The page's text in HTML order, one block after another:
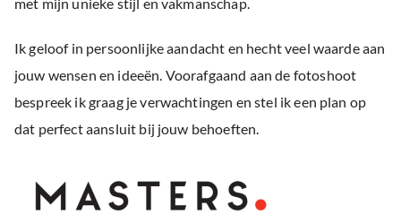
Ik geloof in persoonlijke aandacht en hecht veel waarde aan
jouw wensen en ideeën. Voorafgaand aan de fotoshoot
bespreek ik graag je verwachtingen en stel ik een plan op
dat perfect aansluit bij jouw behoeften.